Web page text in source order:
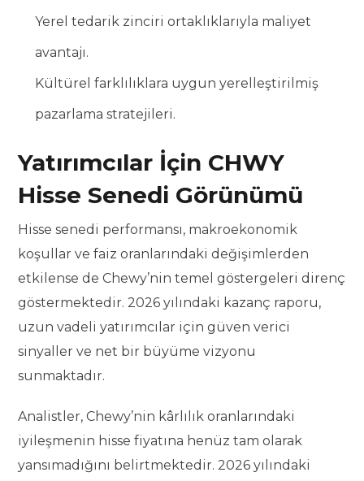
Yerel tedarik zinciri ortaklıklarıyla maliyet
avantajı.
Kültürel farklılıklara uygun yerelleştirilmiş
pazarlama stratejileri.
Yatırımcılar İçin CHWY
Hisse Senedi Görünümü
Hisse senedi performansı, makroekonomik
koşullar ve faiz oranlarındaki değişimlerden
etkilense de Chewy’nin temel göstergeleri direnç
göstermektedir. 2026 yılındaki kazanç raporu,
uzun vadeli yatırımcılar için güven verici
sinyaller ve net bir büyüme vizyonu
sunmaktadır.
Analistler, Chewy’nin kârlılık oranlarındaki
iyileşmenin hisse fiyatına henüz tam olarak
yansımadığını belirtmektedir. 2026 yılındaki